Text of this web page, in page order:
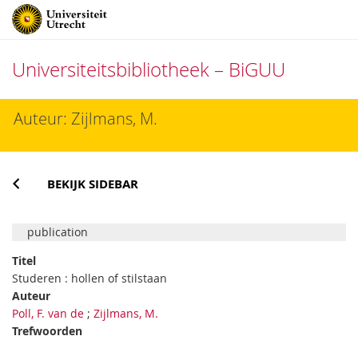
Universiteitsbibliotheek – BiGUU
naarAuteur: Zijlmans, M.
BEKIJK SIDEBAR
publication
Titel
Studeren : hollen of stilstaan
Auteur
Poll, F. van de ; Zijlmans, M.
Trefwoorden